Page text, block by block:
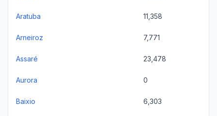
Aratuba 11,358
Arneiroz 7,771
Assaré 23,478
Aurora 0
Baixio 6,303